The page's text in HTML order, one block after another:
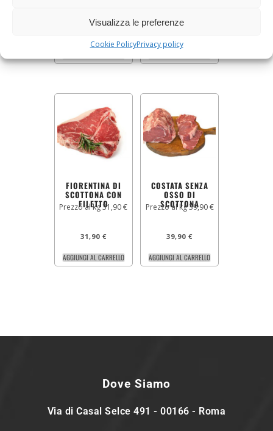
Visualizza le preferenze
Cookie PolicyPrivacy policy
FIORENTINA DI
SCOTTONA CON
FILETTO
Prezzo al kg 31,90 €
31,90 €
AGGIUNGI AL CARRELLO
COSTATA SENZA
OSSO DI
SCOTTONA
Prezzo al kg 39,90 €
39,90€
AGGIUNGI AL CARRELLO
Dove Siamo
Via di Casal Selce 491 - 00166 - Roma